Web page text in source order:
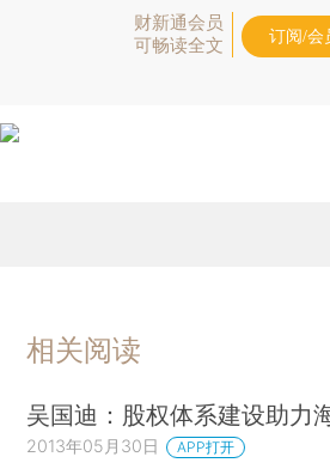
财新通会员
可畅读全文
订阅/会
相关阅读
吴国迪：股权体系建设助力
2013年05月30日 APP打开